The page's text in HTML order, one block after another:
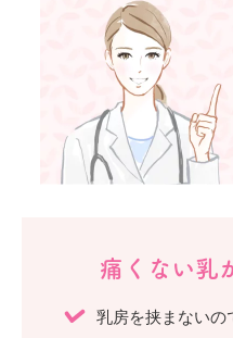
痛くない乳
乳房を挟まないの